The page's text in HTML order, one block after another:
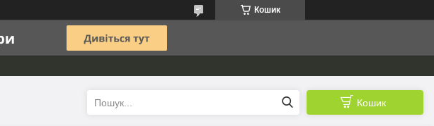
Кошик
Кошик